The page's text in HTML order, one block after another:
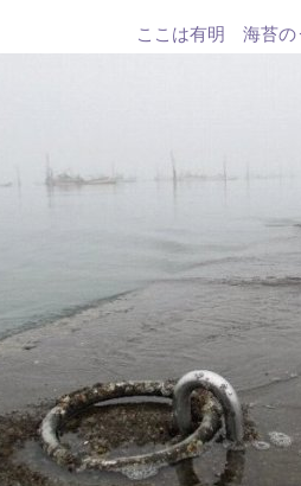
ここは有明 海苔の